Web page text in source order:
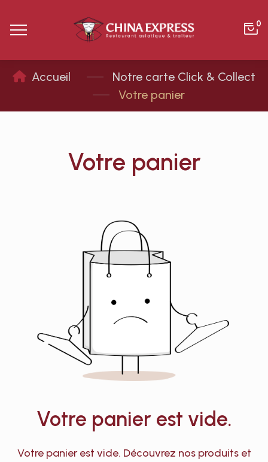
0
Notre carte Click & Collect
Votre panier
Votre panier
Votre panier est vide.
Votre panier est vide. Découvrez nos produits et